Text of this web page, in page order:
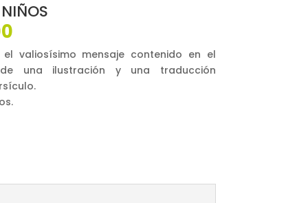
El
precio
actual
es:
$15,000.
el valiosísimo mensaje contenido en el
una ilustración y una traducción